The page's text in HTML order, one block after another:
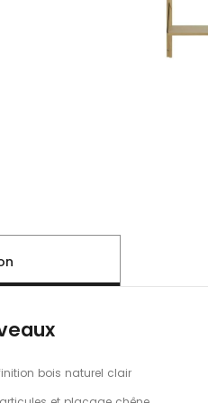
bois naturel clair